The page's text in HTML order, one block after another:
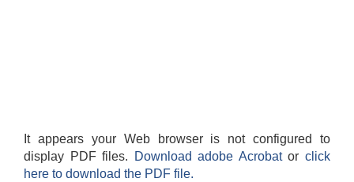
It appears your Web browser is not configured to
display PDF files.
Download adobe Acrobatorclick
here to download the PDF file.